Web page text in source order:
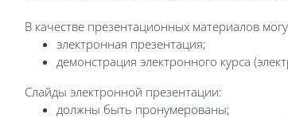
В качестве презентационных материалов
электронная презентация;
демонстрация электронного курса
Слайды электронной презентации:
должны быть пронумерованы;